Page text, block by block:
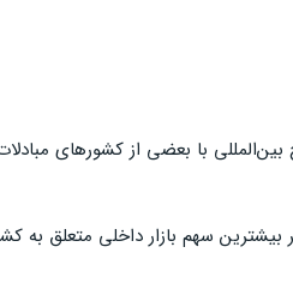
با بعضی از کشورهای مبادلات
بیشترین سهم بازار داخلی متعلق